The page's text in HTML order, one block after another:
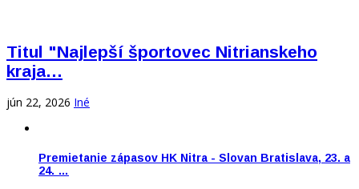
Titul "Najlepší športovec Nitrianskeho
kraja…
jún 22, 2026 Iné
Premietanie zápasov HK Nitra - Slovan Bratislava, 23. a
24. …